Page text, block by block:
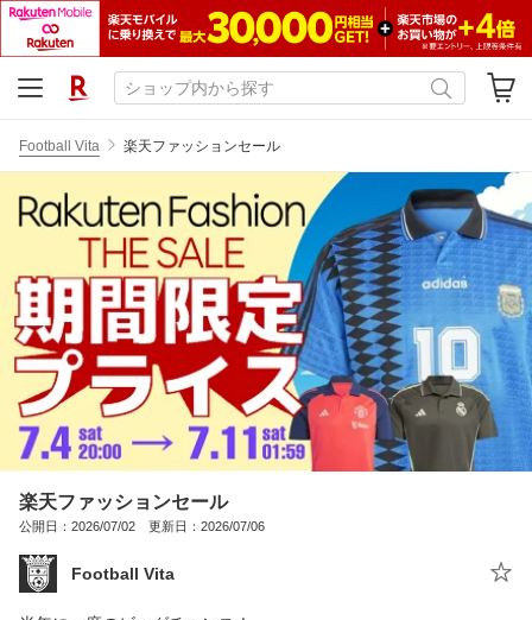
Football Vita 楽天ファッションセール
楽天ファッションセール
公開日：2026/07/02 更新日：2026/07/06
Football Vita